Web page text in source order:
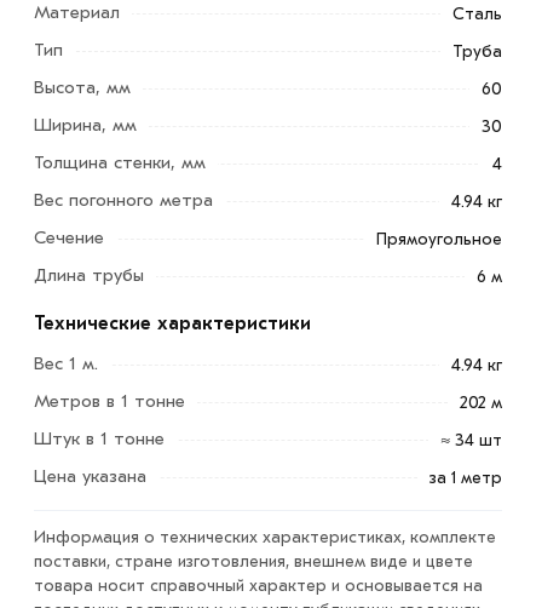
Труба профильная 60x30x4 мм используют в:
строительстве; тяжелой промышленности;
производстве станков и автомашин; для производства
Они способны выдерживать механические нагрузки и
воздействие вибрации. Вот почему, такие элементы
находят применение в качестве каркасов при
строительных работах.
Для приобретения данной позиции, кликните мышкой
«Добавить в корзину»
или нажмите на кнопку
контактам указанным на сайте.
Условия доставки и цены на товар Труба профильная
Материал Сталь
Тип Труба
Высота, мм 60
Ширина, мм 30
Толщина стенки, мм 4
Вес погонного метра 4.94 кг
Сечение Прямоугольное
Длина трубы 6 м
Технические характеристики
Вес 1 м.
4.94 кг
Метров в 1 тонне 202 м
Штук в 1 тонне ≈ 34 шт
Цена указана за 1 метр
Информация о технических характеристиках, комплекте
поставки, стране изготовления, внешнем виде и цвете
товара носит справочный характер и основывается на